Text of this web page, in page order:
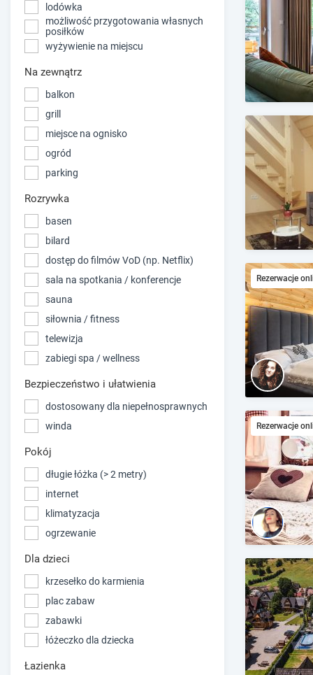
lodówka
możliwość przygotowania własnych
posiłków
wyżywienie na miejscu
Na zewnątrz
balkon
grill
miejsce na ognisko
ogród
parking
Rozrywka
basen
bilard
dostęp do filmów VoD (np. Netflix)
sala na spotkania / konferencje
sauna
siłownia / fitness
telewizja
zabiegi spa / wellness
Bezpieczeństwo i ułatwienia
dostosowany dla niepełnosprawnych
winda
Pokój
długie łóżka (> 2 metry)
internet
klimatyzacja
ogrzewanie
Dla dzieci
krzesełko do karmienia
plac zabaw
zabawki
łóżeczko dla dziecka
Łazienka
Rezerwacje
Rezerwacje